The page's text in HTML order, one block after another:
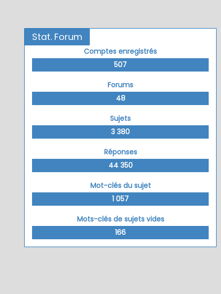
Stat. Forum
Comptes enregistrés
507
Forums
48
Sujets
3 380
Réponses
44 350
Mot-clés du sujet
1 057
Mots-clés de sujets vides
166